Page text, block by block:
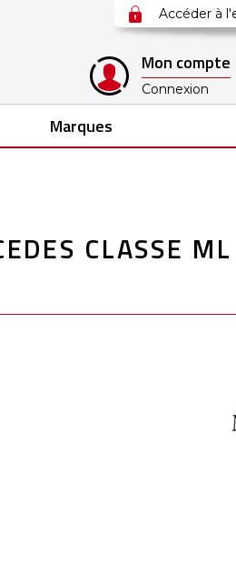
Accéder à
Mon compte
Connexion
Marques
CLASSE